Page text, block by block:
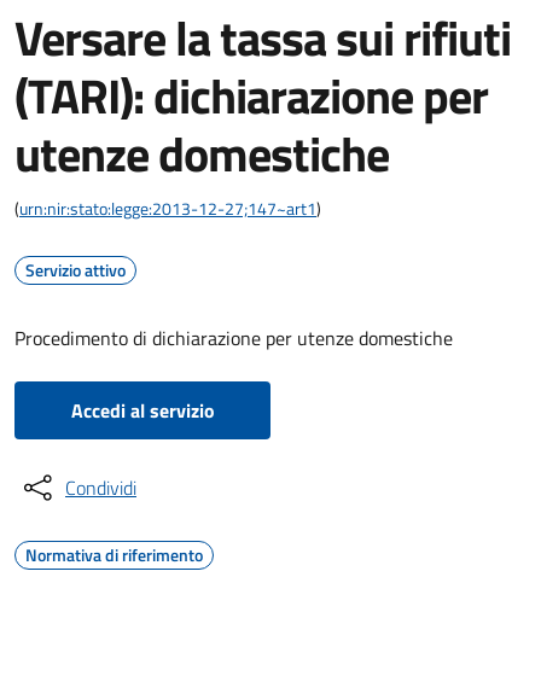
Versare la tassa sui rifiuti
(TARI): dichiarazione per
utenze domestiche
(urn:nir:stato:legge:2013-12-27;147~art1)
Servizio attivo
Procedimento di dichiarazione per utenze domestiche
Accedi al servizio
Condividi
Normativa di riferimento